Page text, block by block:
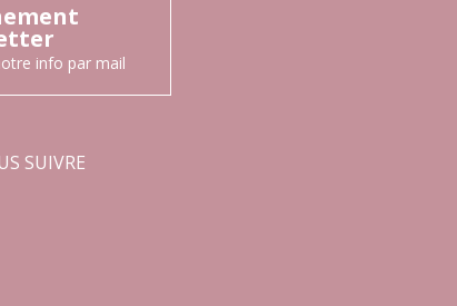
info par mail
SUIVRE